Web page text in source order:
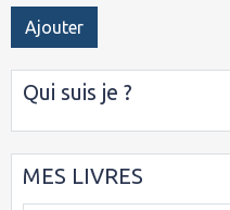
Ajouter
Qui suis je ?
MES LIVRES